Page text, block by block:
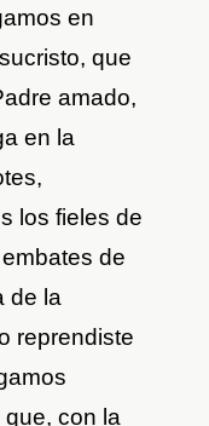
en
que
amado,
en la
los fieles de
de
de la
reprendiste
con la